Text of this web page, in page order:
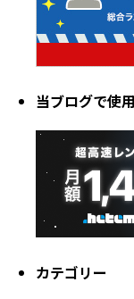
当ブログで使
カテゴリー